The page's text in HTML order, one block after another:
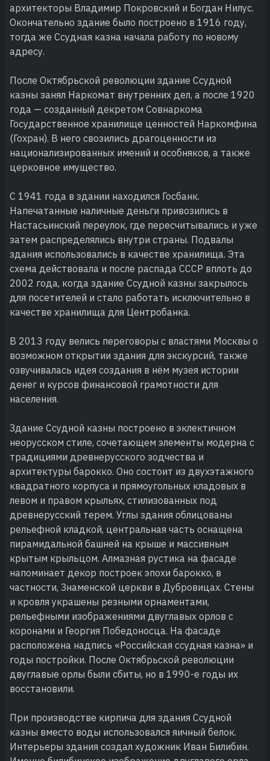
архитекторы Владимир Покровский и Богдан Нилус.
Окончательно здание было построено в 1916 году,
тогда же Ссудная казна начала работу по новому
адресу.
После Октябрьской революции здание Ссудной
казны занял Наркомат внутренних дел, а после 1920
года — созданный декретом Совнаркома
Государственное хранилище ценностей Наркомфина
(Гохран). В него свозились драгоценности из
национализированных имений и особняков, а также
церковное имущество.
С 1941 года в здании находился Госбанк.
Напечатанные наличные деньги привозились в
Настасьинский переулок, где пересчитывались и уже
затем распределялись внутри страны. Подвалы
здания использовались в качестве хранилища. Эта
схема действовала и после распада СССР вплоть до
2002 года, когда здание Ссудной казны закрылось
для посетителей и стало работать исключительно в
качестве хранилища для Центробанка.
В 2013 году велись переговоры с властями Москвы о
возможном открытии здания для экскурсий, также
озвучивалась идея создания в нём музея истории
денег и курсов финансовой грамотности для
населения.
Здание Ссудной казны построено в эклектичном
неорусском стиле, сочетающем элементы модерна с
традициями древнерусского зодчества и
архитектуры барокко. Оно состоит из двухэтажного
квадратного корпуса и прямоугольных кладовых в
левом и правом крыльях, стилизованных под
древнерусский терем. Углы здания облицованы
рельефной кладкой, центральная часть оснащена
пирамидальной башней на крыше и массивным
крытым крыльцом. Алмазная рустика на фасаде
напоминает декор построек эпохи барокко, в
частности, Знаменской церкви в Дубровицах. Стены
и кровля украшены резными орнаментами,
рельефными изображениями двуглавых орлов с
коронами и Георгия Победоносца. На фасаде
расположена надпись «Российская ссудная казна» и
годы постройки. После Октябрьской революции
двуглавые орлы были сбиты, но в 1990-е годы их
восстановили.
При производстве кирпича для здания Ссудной
казны вместо воды использовался яичный белок.
Интерьеры здания создал художник Иван Билибин.